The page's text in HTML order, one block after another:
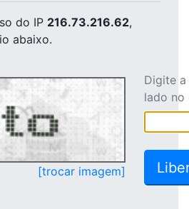
do IP 216.73.216.62,
abaixo.
[trocar imagem]
Digite
lado no